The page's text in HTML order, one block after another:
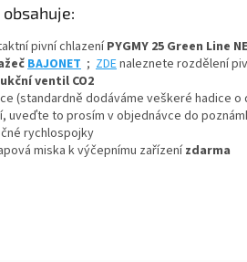
+ Dárek
+ Dárek zdarma
pivní chlazeníPYGMY 25 Green Line
BAJONET ; ZDEnaleznete rozdělení
ventil CO2
(standardně dodáváme veškeré hadice
uveďte to prosím v objednávce do
rychlospojky
miska k výčepnímu zařízenízdarma